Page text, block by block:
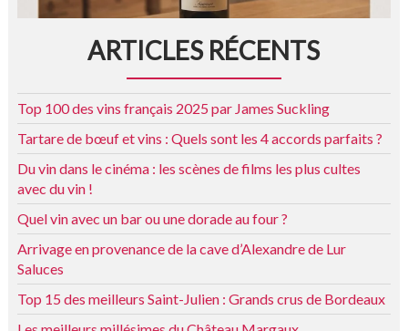
ARTICLES RÉCENTS
Top 100 des vins français 2025 par James Suckling
Tartare de bœuf et vins : Quels sont les 4 accords parfaits ?
Du vin dans le cinéma : les scènes de films les plus cultes
avec du vin !
Quel vin avec un bar ou une dorade au four ?
Arrivage en provenance de la cave d’Alexandre de Lur
Saluces
Top 15 des meilleurs Saint-Julien : Grands crus de Bordeaux